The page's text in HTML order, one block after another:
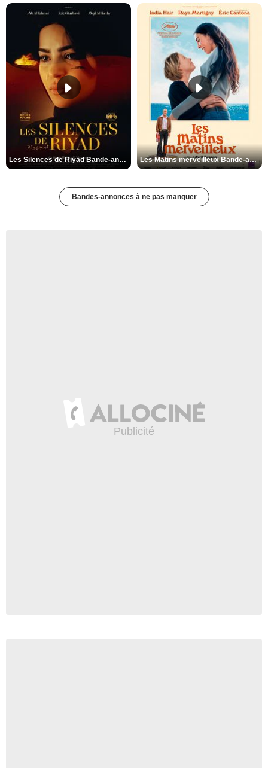
Les Silences de Riyad Bande-annonce VO STFR Les Matins merveilleux Bande-annonce VF
Bandes-annonces à ne pas manquer